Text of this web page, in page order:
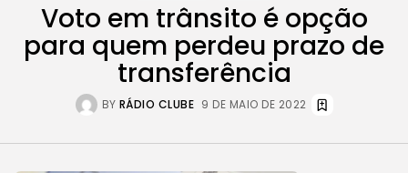
Voto em trânsito é opção
para quem perdeu prazo de
transferência
BY RÁDIO CLUBE 9 DE MAIO DE 2022